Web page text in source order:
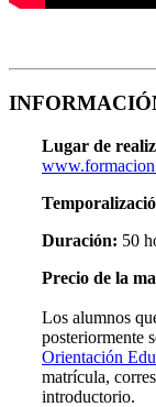
Lugar de
Duración: 50
Precio de la
Los alumnos
posteriormente
Orientación
matrícula,
introductorio.